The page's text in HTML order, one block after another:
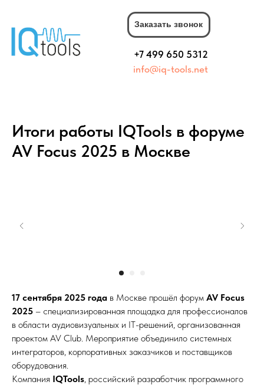
+7 499 650 5312
info@iq-tools.net
Заказать звонок
Итоги работы IQTools в форуме
AV Focus 2025 в Москве
17 сентября 2025 года в Москве прошёл форум AV Focus
2025 – специализированная площадка для профессионалов
в области аудиовизуальных и IT-решений, организованная
проектом AV Club. Мероприятие объединило системных
интеграторов, корпоративных заказчиков и поставщиков
оборудования.
Компания IQTools, российский разработчик программного